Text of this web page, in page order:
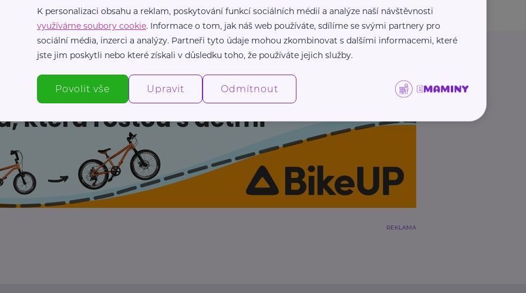
Další články
REKLAMA
K personalizaci obsahu a reklam, poskytování funkcí sociálních médií a analýze naší návštěvnosti
využíváme soubory cookie. Informace o tom, jak náš web používáte, sdílíme se svými partnery pro
sociální média, inzerci a analýzy. Partneři tyto údaje mohou zkombinovat s dalšími informacemi, které
jste jim poskytli nebo které získali v důsledku toho, že používáte jejich služby.
Povolit vše Upravit Odmítnout